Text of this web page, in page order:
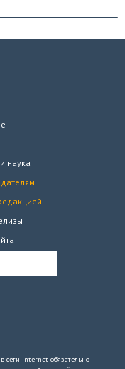
наука
сети Internet обязательно